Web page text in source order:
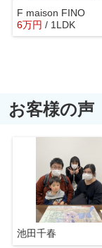
F maison FINO
6万円 / 1LDK
お客様の声
池田千春